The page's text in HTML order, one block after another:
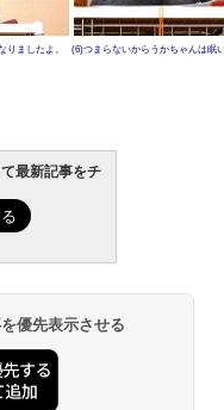
りましたよ。 (6)つまらないからうかちゃんは眠
最新記事をチ
優先表示させる